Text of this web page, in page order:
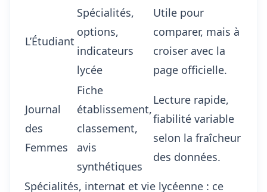
L’Étudiant
Spécialités,
options,
indicateurs
lycée
Utile pour
comparer, mais à
croiser avec la
page officielle.
Journal
des
Femmes
Fiche
établissement,
classement,
avis
synthétiques
Lecture rapide,
fiabilité variable
selon la fraîcheur
des données.
Spécialités, internat et vie lycéenne : ce